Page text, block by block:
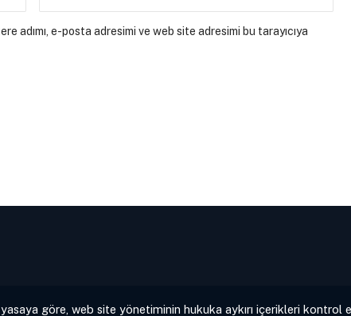
adımı, e-posta adresimi ve web site adresimi bu tarayıcıya
göre, web site yönetiminin hukuka aykırı içerikleri